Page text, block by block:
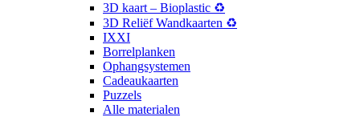
3D kaart – Bioplastic ♻️
3D Reliëf Wandkaarten ♻️
IXXI
Borrelplanken
Ophangsystemen
Cadeaukaarten
Puzzels
Alle materialen